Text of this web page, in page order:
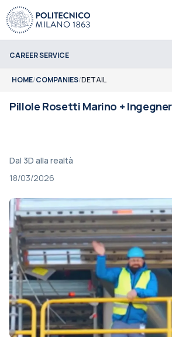
CAREER SERVICE
HOME/COMPANIES/DETAIL
Pillole Rosetti Marino +
Dal 3D alla realtà
18/03/2026